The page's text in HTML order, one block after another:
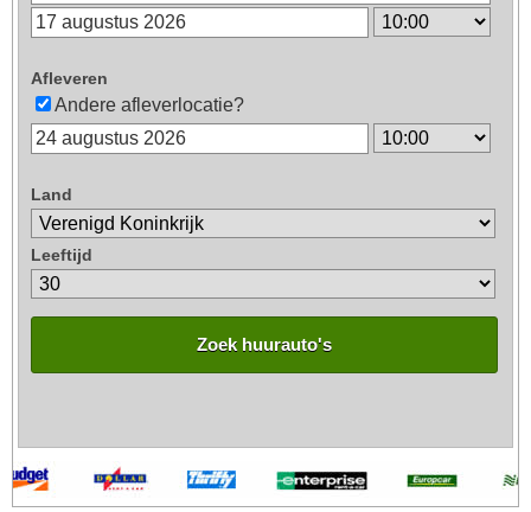
Afleveren
Andere afleverlocatie?
Land
Leeftijd
Zoek huurauto's